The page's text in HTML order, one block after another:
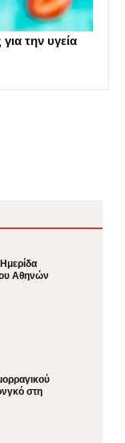
την υγεία
Αθηνών
στη